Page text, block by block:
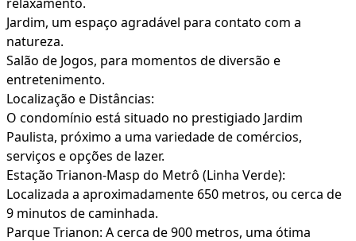
Jardim, um espaço agradável para contato com a
natureza.
Salão de Jogos, para momentos de diversão e
entretenimento.
Localização e Distâncias:
O condomínio está situado no prestigiado Jardim
Paulista, próximo a uma variedade de comércios,
serviços e opções de lazer.
Estação Trianon-Masp do Metrô (Linha Verde):
Localizada a aproximadamente 650 metros, ou cerca de
9 minutos de caminhada.
Parque Trianon: A cerca de 900 metros, uma ótima